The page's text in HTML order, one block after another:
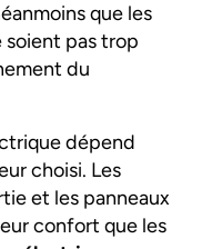
que les
pas trop
du
dépend
choisi. Les
et les panneaux
confort que les